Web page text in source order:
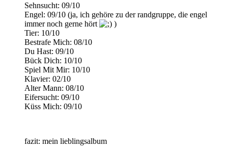
Sehnsucht: 09/10
Engel: 09/10 (ja, ich gehöre zu der randgruppe, die engel
immer noch gerne hört
)
Tier: 10/10
Bestrafe Mich: 08/10
Du Hast: 09/10
Bück Dich: 10/10
Spiel Mit Mir: 10/10
Klavier: 02/10
Alter Mann: 08/10
Eifersucht: 09/10
Küss Mich: 09/10
fazit: mein lieblingsalbum